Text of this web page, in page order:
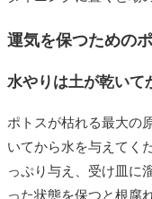
運気を保つための
水やりは土が乾いて
ポトスが枯れる最大の
いてから水を与えてく
っぷり与え、受け皿に
った状態を保つと根腐